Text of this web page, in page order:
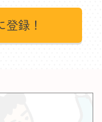
登録！